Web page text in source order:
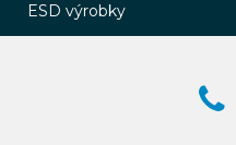
ESD výrobky